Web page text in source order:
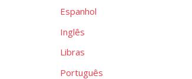
Espanhol
Inglês
Libras
Português